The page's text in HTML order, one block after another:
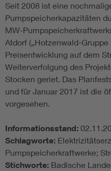
Seit 2008 ist eine
Pumpspeicherkapazitäten
MW-
Atdorf („Hotzenwald-Gruppe
Preisentwicklung auf dem
Weiterverfolgung des
Stocken geriet. Das
und für Januar 2017 ist die
vorgesehen.
Informationsstand:
Schlagworte:
Pumpspeicherkraftwerke;
Stichworte: Badische